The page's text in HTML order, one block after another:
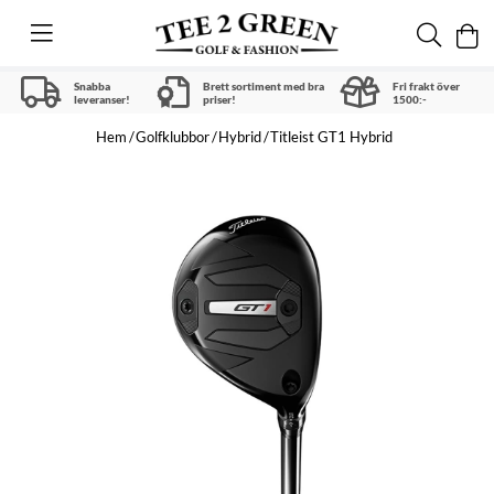
Snabba
leveranser!
Brett sortiment med bra
priser!
Fri frakt över
1500:-
Hem Golfklubbor Hybrid Titleist GT1 Hybrid